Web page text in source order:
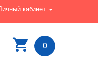
кабинет
0